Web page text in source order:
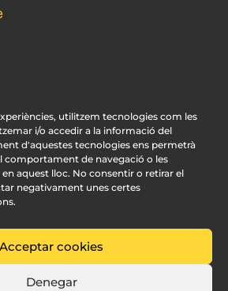
utilitzem tecnologies com les
i/o accedir a la informació del
d'aquestes tecnologies ens permetrà
comportament de navegació o les
aquest lloc. No consentir o retirar el
negativament unes certes
Acceptar cookies
Denegar
Web Valencia:Innobing